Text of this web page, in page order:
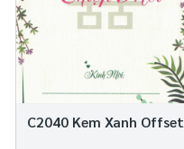
C2040 Kem Xanh Offset